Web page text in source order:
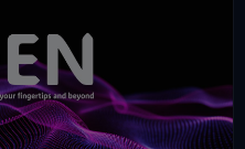
Wirkungsmodelle (ISIMIP)
der NASA
(IPCC)